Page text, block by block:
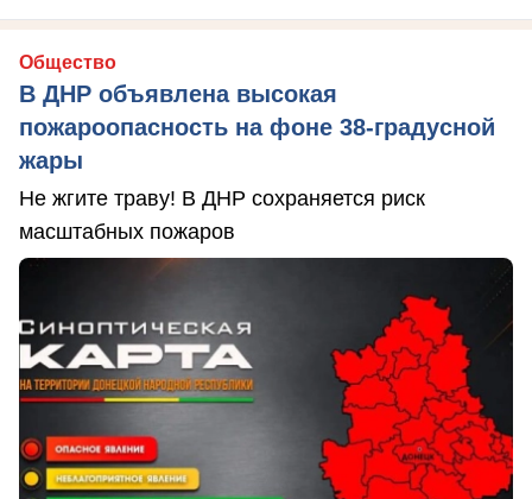
Общество
В ДНР объявлена высокая
пожароопасность на фоне 38-градусной
жары
Не жгите траву! В ДНР сохраняется риск
масштабных пожаров